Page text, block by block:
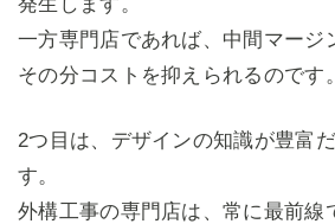
一方専門店であれば、中間マージ
その分コストを抑えられるのです。
2つ目は、デザインの知識が豊富
す。
外構工事の専門店は、常に最前線